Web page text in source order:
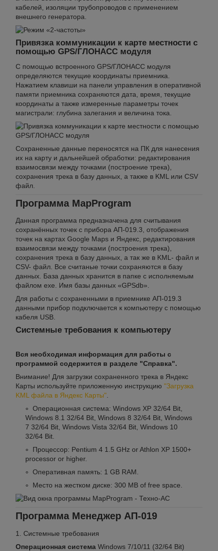
кабелей, изоляции трубопроводов с применением
внешнего генератора.
Привязка коммуникации к карте местности с
помощью GPS/ГЛОНАСС модуля
С помощью встроенного GPS/ГЛОНАСС модуля
определяются текущие координаты приемника.
Нажатием клавиши на панели управления в оперативной
памяти приемника сохраняются дата, время, текущие
координаты а также измеренные параметры точек
магистрали: глубина залегания и величина тока.
Сохраненные данные переносятся на ПК для нанесения
их на карту и дальнейшей обработки: редактирования
взаимосвязи между точками (построение трека),
сохранения трека в базу данных, а также в KML или CSV
файл.
Программа MapProgram
Данная программа предназначена для считывания
сохранённых точек с прибора АП-019.3, отображения
точек на картах Google Maps и Яндекс, редактирования
взаимосвязи между точками (построения трека),
сохранения трека в базу данных, а так же в KML- файл и
CSV- файл. Все считаные точки сохраняются в базу
данных. База данных хранится в папке с исполняемым
файлом exe. Имя базы данных «GPSdb».
Для работы с сохраненными в приемнике АП-019.3
данными прибор подключается к компьютеру с помощью
кабеля USB.
Системные требования к компьютеру
Вся необходимая информация для работы с
программой содержится в разделе "Справка".
Внимание! Для загрузки сохраненного трека в Яндекс
Карты используйте приложенную инструкцию "Загрузка
KML файла в Яндекс Карты"
Операционная система: Windows XP 32/64 Bit,
Windows 8.1 32/64 Bit, Windows 8 32/64 Bit, Windows
7 32/64 Bit, Windows Vista 32/64 Bit, Windows 10
32/64 Bit.
Процессор: Pentium 4 1.5 GHz or Athlon XP 1500+
processor or higher.
Оперативная память: 1 GB RAM.
Место на жестком диске: 300 MB of free space.
Программа Менеджер АП-019
1. Системные требования
Операционная система Windows 7/10/11 (32/64 Bit)